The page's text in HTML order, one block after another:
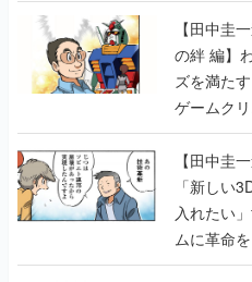
【田中圭
の絆 編】
ズを満た
ゲームク
【若ゲの
【田中圭
「新しい
入れたい
ムに革命
のいたり】